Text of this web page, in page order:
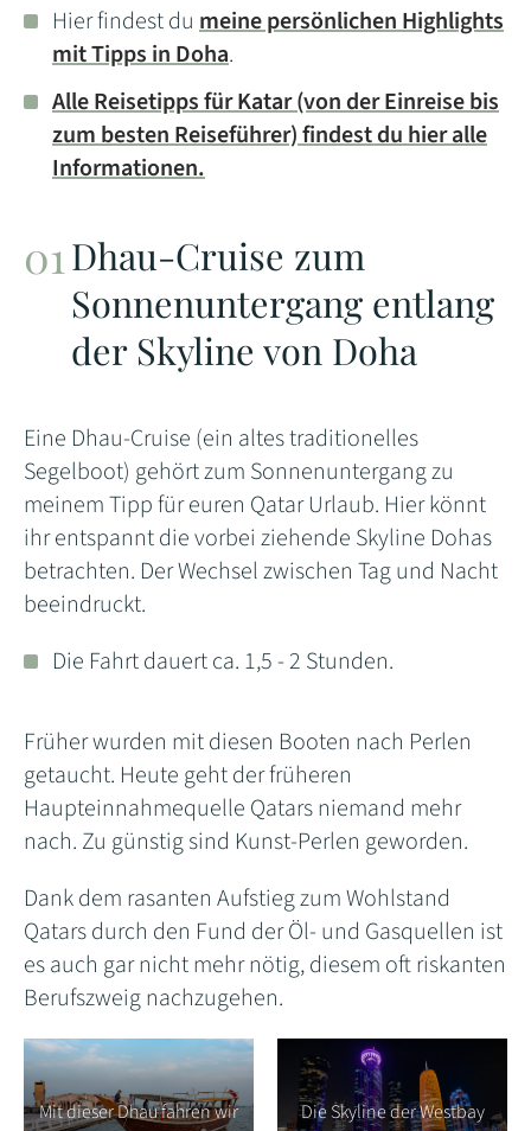
Hier findest du meine persönlichen Highlights
mit Tipps in Doha.
Alle Reisetipps für Katar (von der Einreise bis
zum besten Reiseführer) findest du hier alle
Informationen.
Dhau-Cruise zum
Sonnenuntergang entlang
der Skyline von Doha
Eine Dhau-Cruise (ein altes traditionelles
Segelboot) gehört zum Sonnenuntergang zu
meinem Tipp für euren Qatar Urlaub. Hier könnt
ihr entspannt die vorbei ziehende Skyline Dohas
betrachten. Der Wechsel zwischen Tag und Nacht
beeindruckt.
Die Fahrt dauert ca. 1,5 - 2 Stunden.
Früher wurden mit diesen Booten nach Perlen
getaucht. Heute geht der früheren
Haupteinnahmequelle Qatars niemand mehr
nach. Zu günstig sind Kunst-Perlen geworden.
Dank dem rasanten Aufstieg zum Wohlstand
Qatars durch den Fund der Öl- und Gasquellen ist
es auch gar nicht mehr nötig, diesem oft riskanten
Berufszweig nachzugehen.
Mit dieser Dhau fahren wir
Die Skyline der Westbay